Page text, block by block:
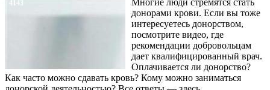
4143
донорами крови. Если вы тоже
интересуетесь донорством,
посмотрите видео, где
рекомендации добровольцам
дает квалифицированный врач.
Оплачивается ли донорство?
Как часто можно сдавать кровь? Кому можно заниматься